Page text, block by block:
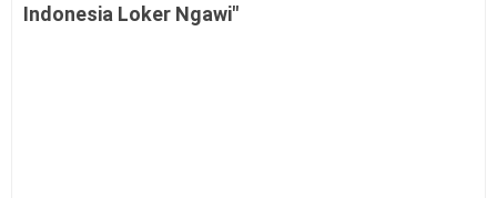
Indonesia Loker Ngawi"